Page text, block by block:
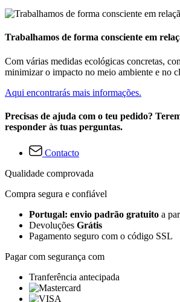
Trabalhamos de forma consciente em
Com várias medidas ecológicas concretas,
minimizar o impacto no meio ambiente e no
Aqui encontrarás mais informações.
Precisas de ajuda com o teu pedido?
responder às tuas perguntas.
Contacto
Qualidade comprovada
Compra segura e confiável
Portugal: envio padrão gratuito a
Devoluções Grátis
Pagamento seguro com o código SSL
Pagar com segurança com
Tranferência antecipada